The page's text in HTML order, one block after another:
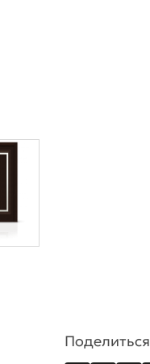
Поделиться